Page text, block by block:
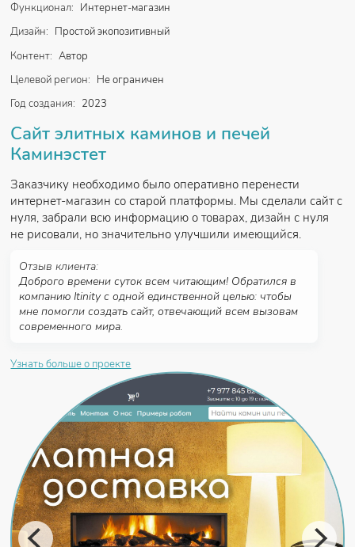
Функционал: Интернет-магазин
Дизайн: Простой экопозитивный
Контент: Автор
Целевой регион: Не ограничен
Год создания: 2023
Сайт элитных каминов и печей
Каминэстет
Заказчику необходимо было оперативно перенести
интернет-магазин со старой платформы. Мы сделали сайт с
нуля, забрали всю информацию о товарах, дизайн с нуля
не рисовали, но значительно улучшили имеющийся.
Отзыв клиента:
Доброго времени суток всем читающим! Обратился в
компанию Itinity с одной единственной целью: чтобы
мне помогли создать сайт, отвечающий всем вызовам
современного мира.
Узнать больше о проекте